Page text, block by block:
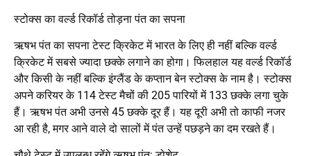
स्टोक्स का वर्ल्ड रिकॉर्ड तोड़ना पंत का सपना
ऋषभ पंत का सपना टेस्ट क्रिकेट में भारत के लिए ही नहीं बल्कि वर्ल्ड
क्रिकेट में सबसे ज्यादा छक्के लगाने का होगा। फिलहाल यह वर्ल्ड रिकॉर्ड
और किसी के नहीं बल्कि इंग्लैंड के कप्तान बेन स्टोक्स के नाम है। स्टोक्स
अपने करियर के 114 टेस्ट मैचों की 205 पारियों में 133 छक्के लगा चुके
हैं। ऋषभ पंत अभी उनसे 45 छक्के दूर हैं। यह दूरी अभी तो काफी नजर
आ रही है, मगर आने वाले दो सालों में पंत उन्हें पछड़ने का दम रखते हैं।